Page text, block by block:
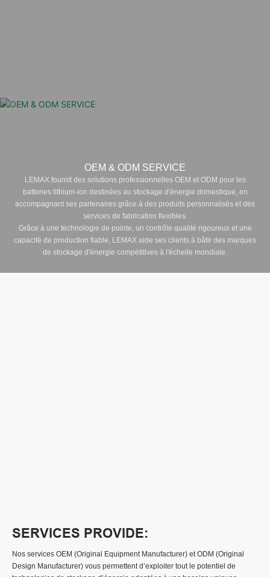
OEM & ODM SERVICE
LEMAX fournit des solutions professionnelles OEM et ODM pour les
batteries lithium-ion destinées au stockage d'énergie domestique, en
accompagnant ses partenaires grâce à des produits personnalisés et des
services de fabrication flexibles.
Grâce à une technologie de pointe, un contrôle qualité rigoureux et une
capacité de production fiable, LEMAX aide ses clients à bâtir des marques
de stockage d'énergie compétitives à l'échelle mondiale.
SERVICES PROVIDE:
Nos services OEM (Original Equipment Manufacturer) et ODM (Original
Design Manufacturer) vous permettent d’exploiter tout le potentiel de